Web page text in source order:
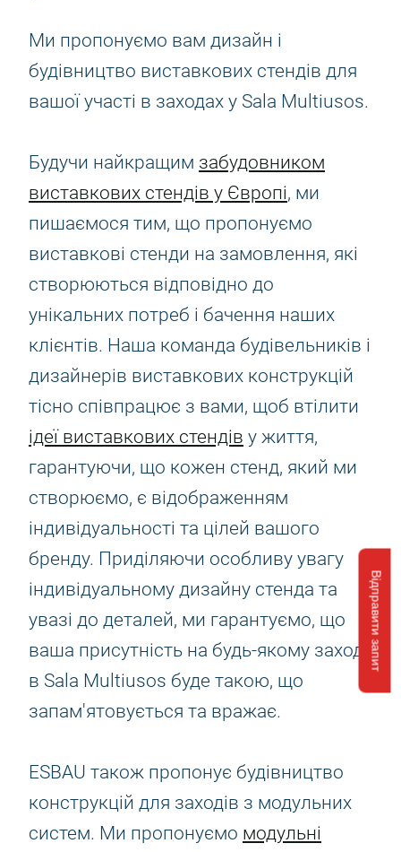
Відправити запит
Ми пропонуємо вам дизайн і
будівництво виставкових стендів для
вашої участі в заходах у Sala Multiusos.
Будучи найкращим забудовником
виставкових стендів у Європі, ми
пишаємося тим, що пропонуємо
виставкові стенди на замовлення, які
створюються відповідно до
унікальних потреб і бачення наших
клієнтів. Наша команда будівельників і
дизайнерів виставкових конструкцій
тісно співпрацює з вами, щоб втілити
ідеї виставкових стендів у життя,
гарантуючи, що кожен стенд, який ми
створюємо, є відображенням
індивідуальності та цілей вашого
бренду. Приділяючи особливу увагу
індивідуальному дизайну стенда та
увазі до деталей, ми гарантуємо, що
ваша присутність на будь-якому заході
в Sala Multiusos буде такою, що
запам'ятовується та вражає.
ESBAU також пропонує будівництво
конструкцій для заходів з модульних
систем. Ми пропонуємо модульні